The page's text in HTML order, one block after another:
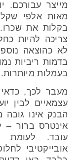
מייצר עבורכם.
מאות אלפי
בקלות את
צריכה להיות
לא כהוצאה
בדמות ריביות
בעמלות מיותרות.
מעבר לכך, כדאי
עצמאיים לבין
הבנק אינו
אינטרס ברור –
עובד. לעומת
אובייקטיבי